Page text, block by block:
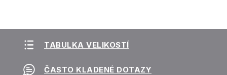
TABULKA VELIKOSTÍ
ČASTO KLADENÉ DOTAZY